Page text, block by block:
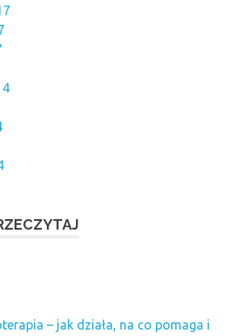
– jak działa, na co pomaga i